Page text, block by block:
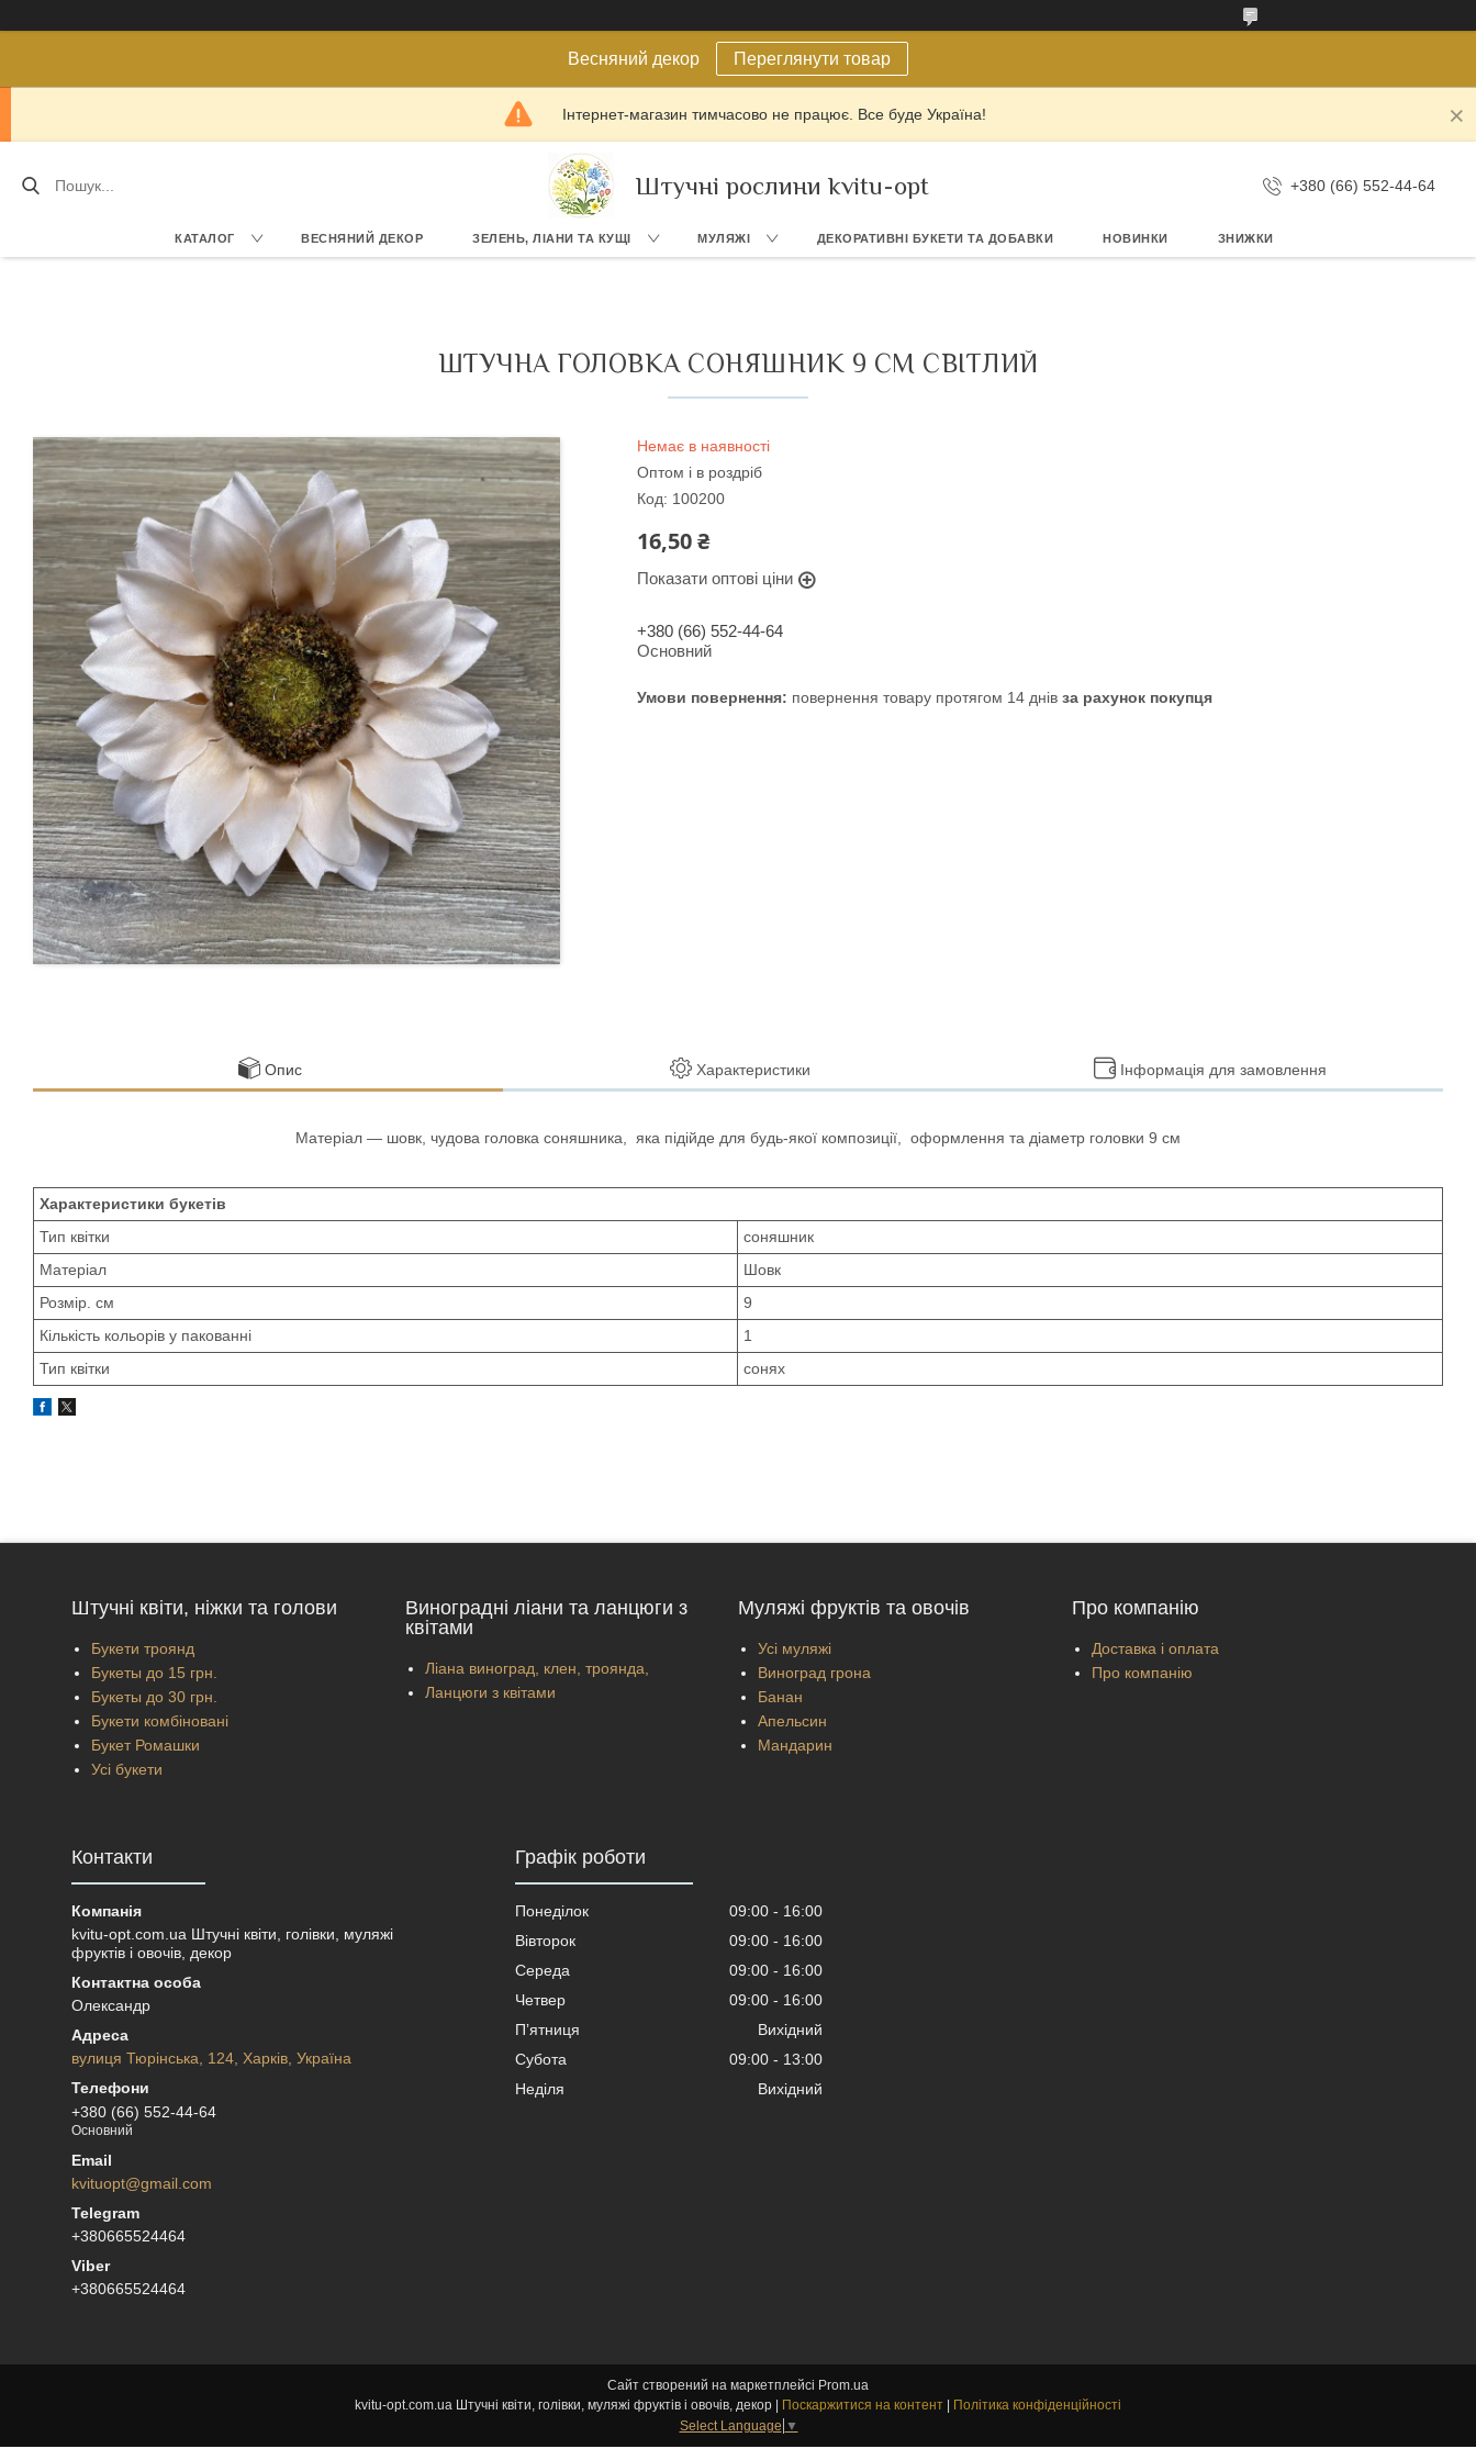
Весняний декор Переглянути товар
Інтернет-магазин тимчасово не працює. Все буде Україна!
Штучні рослини kvitu-opt +380 (66) 552-44-64
КАТАЛОГ ВЕСНЯНИЙ ДЕКОР ЗЕЛЕНЬ, ЛІАНИ ТА КУЩІ МУЛЯЖІ ДЕКОРАТИВНІ БУКЕТИ ТА ДОБАВКИ НОВИНКИ ЗНИЖКИ
ШТУЧНА ГОЛОВКА СОНЯШНИК 9 СМ СВІТЛИЙ
Немає в наявності
Оптом і в роздріб
Код: 100200
16,50 ₴
Показати оптові ціни
+380 (66) 552-44-64
Основний
повернення товару протягом 14 днів за рахунок покупця
Опис Характеристики Інформація для замовлення
Матеріал — шовк, чудова головка соняшника, яка підійде для будь-якої композиції, оформлення та діаметр головки 9 см
Характеристики букетів
Тип квітки
соняшник
Матеріал
Шовк
Розмір. см
9
Кількість кольорів у пакованні
1
Тип квітки
сонях
Штучні квіти, ніжки та голови
Букети троянд
Букеты до 15 грн.
Букеты до 30 грн.
Букети комбіновані
Букет Ромашки
Усі букети
Виноградні ліани та ланцюги з
квітами
Ліана виноград, клен, троянда,
Ланцюги з квітами
Муляжі фруктів та овочів
Усі муляжі
Виноград грона
Банан
Апельсин
Мандарин
Про компанію
Доставка і оплата
Про компанію
Контакти
kvitu-opt.com.ua Штучні квіти, голівки, муляжі
фруктів і овочів, декор
Олександр
вулиця Тюрінська, 124, Харків, Україна
+380 (66) 552-44-64
Основний
kvituopt@gmail.com
+380665524464
+380665524464
Графік роботи
Понеділок 09:00
16:00
Вівторок
09:00
16:00
Середа
09:00
16:00
Четвер
09:00
16:00
Пʼятниця
Вихідний
Субота
09:00
13:00
Неділя
Вихідний
Сайт створений на маркетплейсі Prom.ua
Поскаржитися на контент
Політика конфіденційності
Select Language ▼